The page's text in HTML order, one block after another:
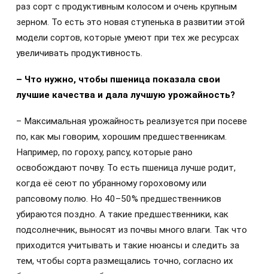
раз сорт с продуктивным колосом и очень крупным
зерном. То есть это новая ступенька в развитии этой
модели сортов, которые умеют при тех же ресурсах
увеличивать продуктивность.
– Что нужно, чтобы пшеница показала свои
лучшие качества и дала лучшую урожайность?
– Максимальная урожайность реализуется при посеве
по, как мы говорим, хорошим предшественникам.
Например, по гороху, рапсу, которые рано
освобождают почву. То есть пшеница лучше родит,
когда её сеют по убранному гороховому или
рапсовому полю. Но 40–50% предшественников
убираются поздно. А такие предшественники, как
подсолнечник, выносят из почвы много влаги. Так что
приходится учитывать и такие нюансы и следить за
тем, чтобы сорта размещались точно, согласно их